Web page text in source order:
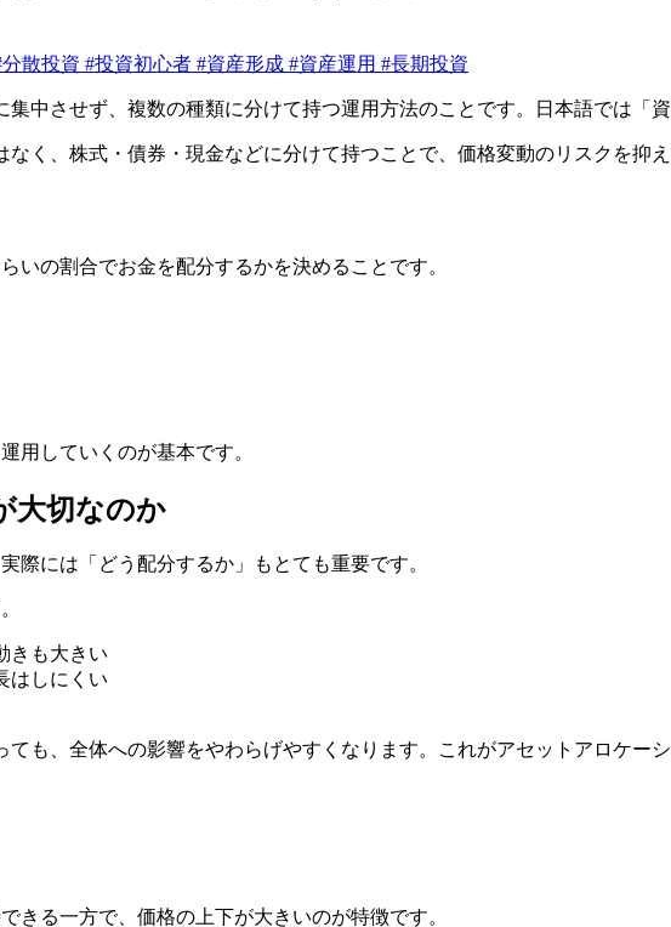
分散投資 #投資初心者 #資産形成 #資産運用 #長期投資
中させず、複数の種類に分けて持つ運用方法のことです。日本語では「
く、株式・債券・現金などに分けて持つことで、価格変動のリスクを抑
いの割合でお金を配分するかを決めることです。
用していくのが基本です。
大切なのか
際には「どう配分するか」もとても重要です。
きも大きい
はしにくい
も、全体への影響をやわらげやすくなります。これがアセットアロケー
きる一方で、価格の上下が大きいのが特徴です。